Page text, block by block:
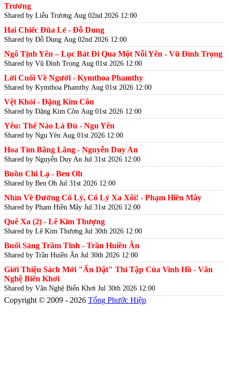
Trương
Shared by Liễu Trương Aug 02nd 2026 12:00
Hai Chiếc Đũa Lẻ - Đỗ Dung
Shared by Đỗ Dung Aug 02nd 2026 12:00
Ngô Tịnh Yên – Lục Bát Đi Qua Một Nỗi Yên - Vũ Đình Trọng
Shared by Vũ Đình Trọng Aug 01st 2026 12:00
Lời Cuối Về Người - Kymthoa Phamthy
Shared by Kymthoa Phamthy Aug 01st 2026 12:00
Vệt Khói - Đặng Kim Côn
Shared by Đặng Kim Côn Aug 01st 2026 12:00
Yêu: Thế Nào Là Đủ - Ngu Yên
Shared by Ngu Yên Aug 01st 2026 12:00
Hoa Tím Bằng Lăng - Nguyễn Duy An
Shared by Nguyễn Duy An Jul 31st 2026 12:00
Buồn Chi Lạ - Ben Oh
Shared by Ben Oh Jul 31st 2026 12:00
Nhìn Về Đường Cố Lý, Cố Lý Xa Xôi! - Phạm Hiền Mây
Shared by Phạm Hiền Mây Jul 31st 2026 12:00
Quê Xa (2) - Lê Kim Thượng
Shared by Lê Kim Thượng Jul 30th 2026 12:00
Buổi Sáng Trầm Tĩnh - Trần Huiền Ân
Shared by Trần Huiền Ân Jul 30th 2026 12:00
Giới Thiệu Sách Mới "Ẩn Dật" Thi Tập Của Vinh Hồ - Văn
Nghệ Biển Khơi
Shared by Văn Nghệ Biển Khơi Jul 30th 2026 12:00
Copyright © 2009 - 2026 Tống Phước Hiệp